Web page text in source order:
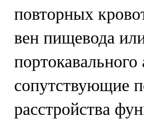
повторных
вен пищевода
сопутствующие
расстройства